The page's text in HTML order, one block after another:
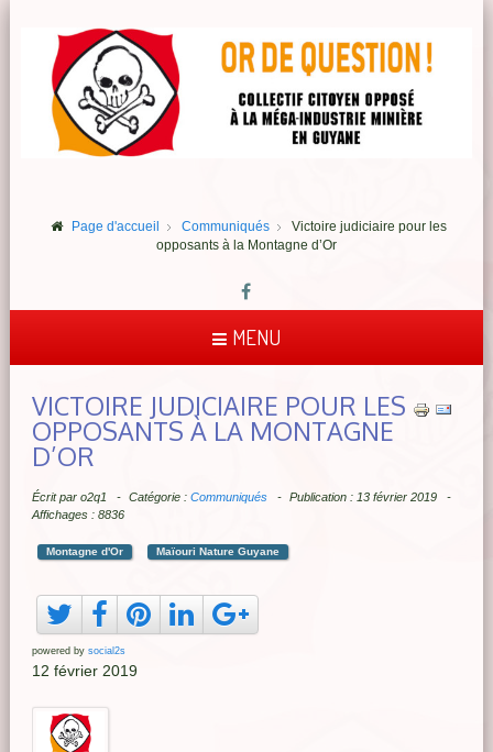
Page d'accueil Communiqués
Victoire judiciaire pour les
opposants à la Montagne d’Or
MENU
VICTOIRE JUDICIAIRE POUR LES
OPPOSANTS À LA MONTAGNE
D’OR
Écrit par o2q1 Catégorie : Communiqués
Publication : 13 février 2019
Affichages : 8836
Montagne d'Or Maïouri Nature Guyane
powered by social2s
12 février 2019